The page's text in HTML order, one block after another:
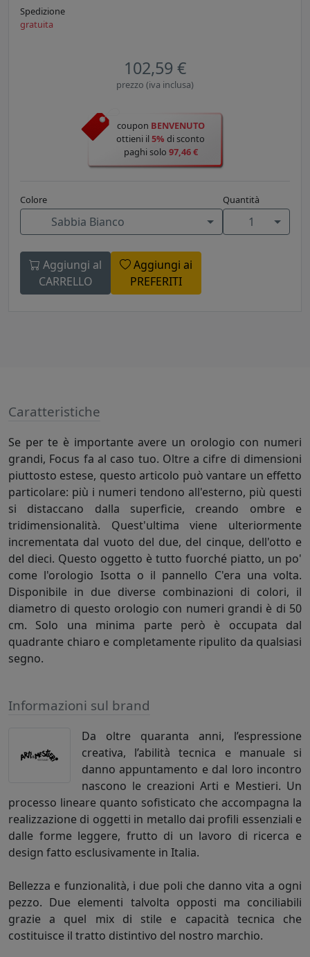
Spedizione
gratuita
102,59 €
prezzo (iva inclusa)
coupon BENVENUTO
ottieni il5% di sconto
paghi solo 97,46 €
Colore
Sabbia Bianco
Quantità
1
Aggiungi al
CARRELLO
Aggiungi ai
PREFERITI
Caratteristiche
Se per te è importante avere un orologio con numeri
grandi, Focus fa al caso tuo. Oltre a cifre di dimensioni
piuttosto estese, questo articolo può vantare un effetto
particolare: più i numeri tendono all'esterno, più questi
si distaccano dalla superficie, creando ombre e
tridimensionalità. Quest'ultima viene ulteriormente
incrementata dal vuoto del due, del cinque, dell'otto e
del dieci. Questo oggetto è tutto fuorché piatto, un po'
come l'orologio Isotta o il pannello C'era una volta.
Disponibile in due diverse combinazioni di colori, il
diametro di questo orologio con numeri grandi è di 50
cm. Solo una minima parte però è occupata dal
quadrante chiaro e completamente ripulito da qualsiasi
segno.
Informazioni sul brand
Da oltre quaranta anni, l’espressione
creativa, l’abilità tecnica e manuale si
danno appuntamento e dal loro incontro
nascono le creazioni Arti e Mestieri. Un
processo lineare quanto sofisticato che accompagna la
realizzazione di oggetti in metallo dai profili essenziali e
dalle forme leggere, frutto di un lavoro di ricerca e
design fatto esclusivamente in Italia.
Bellezza e funzionalità, i due poli che danno vita a ogni
pezzo. Due elementi talvolta opposti ma conciliabili
grazie a quel mix di stile e capacità tecnica che
costituisce il tratto distintivo del nostro marchio.